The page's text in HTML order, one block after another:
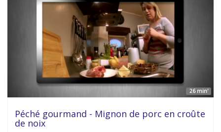
26 min'
Péché gourmand - Mignon de porc en croûte
de noix